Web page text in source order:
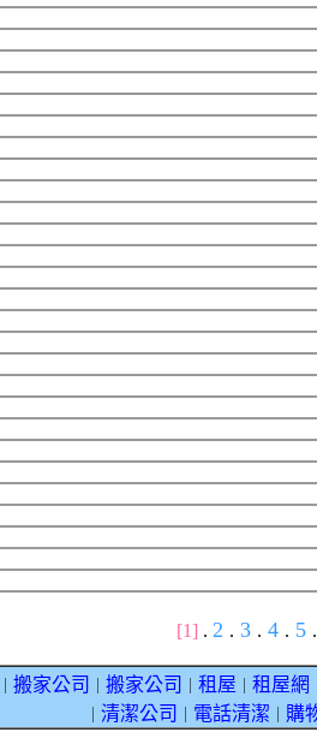
[1] . 2 . 3 . 4 . 5 .
搬家公司 搬家公司 租屋 租屋網
清潔公司 電話清潔 購